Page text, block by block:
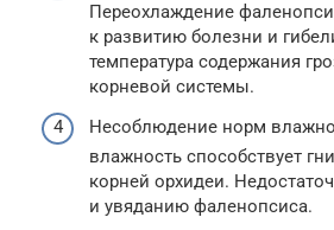
Переохлаждение
к развитию болезни и
температура содержания
корневой системы.
Несоблюдение норм
влажность способствует
корней орхидеи.
и увяданию фаленопсиса.